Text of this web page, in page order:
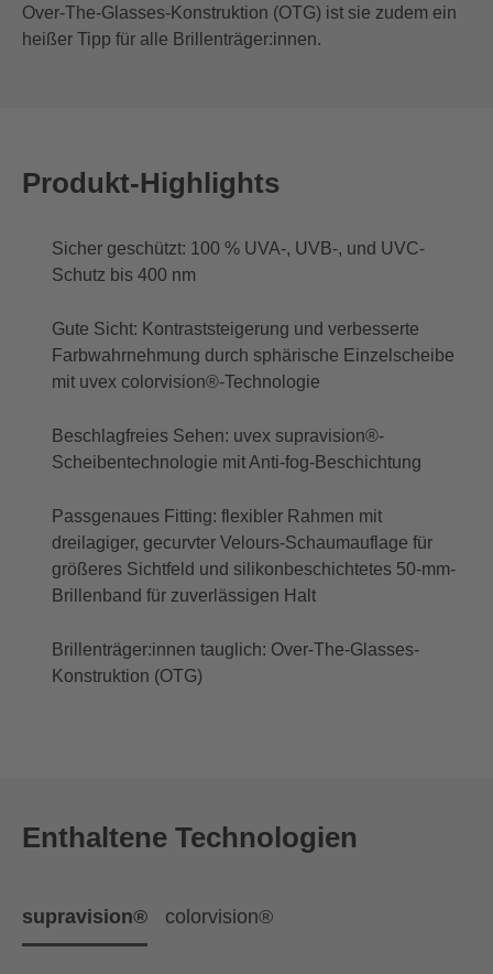
Over-The-Glasses-Konstruktion (OTG) ist sie zudem ein
heißer Tipp für alle Brillenträger:innen.
Produkt-Highlights
Sicher geschützt: 100 % UVA-, UVB-, und UVC-
Schutz bis 400 nm
Gute Sicht: Kontraststeigerung und verbesserte
Farbwahrnehmung durch sphärische Einzelscheibe
mit uvex colorvision®-Technologie
Beschlagfreies Sehen: uvex supravision®-
Scheibentechnologie mit Anti-fog-Beschichtung
Passgenaues Fitting: flexibler Rahmen mit
dreilagiger, gecurvter Velours-Schaumauflage für
größeres Sichtfeld und silikonbeschichtetes 50-mm-
Brillenband für zuverlässigen Halt
Brillenträger:innen tauglich: Over-The-Glasses-
Konstruktion (OTG)
Enthaltene Technologien
supravision® colorvision®